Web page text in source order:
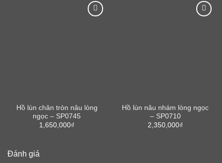
Hồ lùn chân tròn nâu lòng
ngọc – SP0745
1,650,000₫
Hồ lùn nâu nhám lòng ngọc
– SP0710
2,350,000₫
Đánh giá